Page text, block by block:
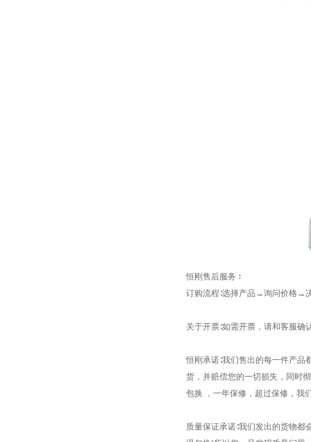
恒刚 售后服务 ∶
订购流程 ∶选择产品→询问价格→
关于开票∶如需开票，请和客服确
恒刚 承诺∶我们售出的每一件产
货，并赔偿您的一切损失，同时
包换 ，一年保修，超过保修，我
质量保证承诺∶我们发出的货物